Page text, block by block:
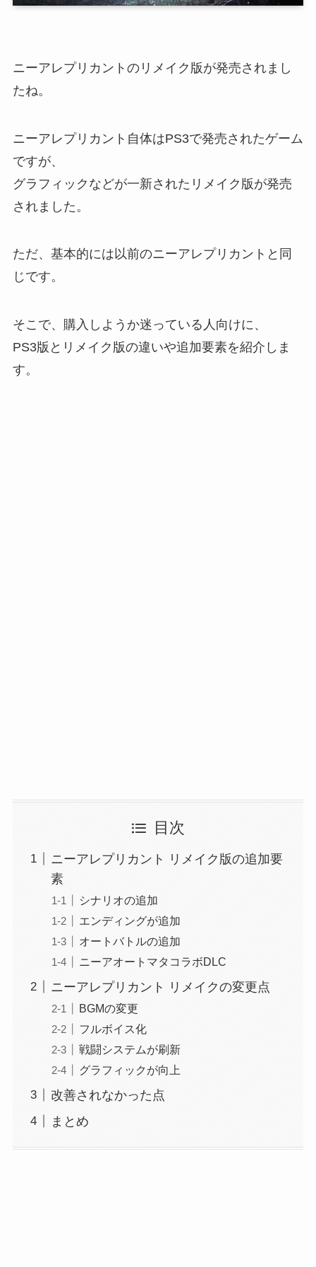
ニーアレプリカント のリメイク版が発売されまし
たね。
ニーアレプリカント自体はPS3で発売されたゲーム
ですが、
グラフィックなどが一新されたリメイク版が発売
されました。
ただ、基本的には以前のニーアレプリカントと同
じです。
そこで、購入しようか迷っている人向けに、
PS3版とリメイク版の違いや追加要素を紹介しま
す。
目次
ニーアレプリカント リメイク版の追加要
素
シナリオの追加
エンディングが追加
オートバトルの追加
ニーアオートマタコラボDLC
ニーアレプリカント リメイクの変更点
BGMの変更
フルボイス化
戦闘システムが刷新
グラフィックが向上
改善されなかった点
まとめ